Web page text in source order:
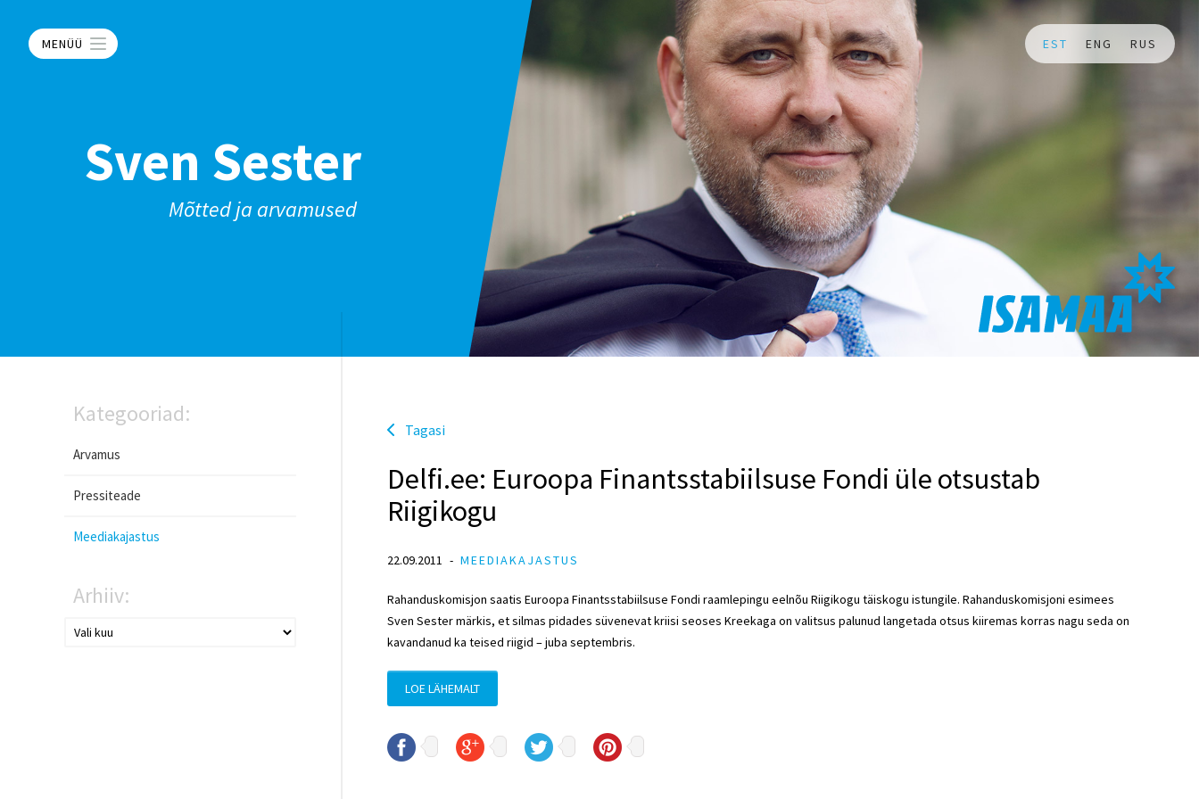
MENÜÜ EST ENG RUS
Sven Sester
Mõtted ja arvamused
Kategooriad:
Arvamus
Pressiteade
Meediakajastus
Arhiiv:
Tagasi
Delfi.ee: Euroopa Finantsstabiilsuse Fondi üle otsustab
Riigikogu
22.09.2011 MEEDIAKAJASTUS
Rahanduskomisjon saatis Euroopa Finantsstabiilsuse Fondi raamlepingu eelnõu Riigikogu täiskogu istungile. Rahanduskomisjoni esimees
Sven Sester märkis, et silmas pidades süvenevat kriisi seoses Kreekaga on valitsus palunud langetada otsus kiiremas korras nagu seda on
kavandanud ka teised riigid – juba septembris.
LOE LÄHEMALT